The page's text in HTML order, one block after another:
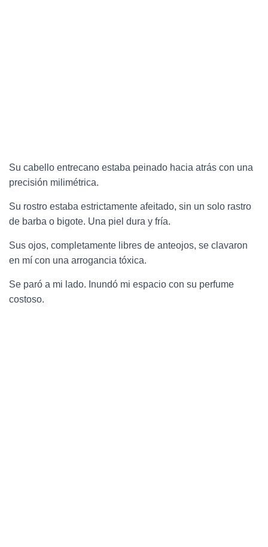
Su cabello entrecano estaba peinado hacia atrás con una
precisión milimétrica.
Su rostro estaba estrictamente afeitado, sin un solo rastro
de barba o bigote. Una piel dura y fría.
Sus ojos, completamente libres de anteojos, se clavaron
en mí con una arrogancia tóxica.
Se paró a mi lado. Inundó mi espacio con su perfume
costoso.